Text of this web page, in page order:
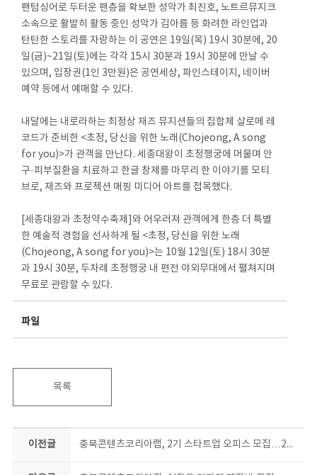
팬텀싱어로 두터운 팬층을 확보한 성악가 최진호, 노트르뮤지크
소속으로 활발히 활동 중인 성악가 김아름 등 화려한 라인업과
탄탄한 스토리를 자랑하는 이 공연은 19일(목) 19시 30분에, 20
일(금)~21일(토)에는 각각 15시 30분과 19시 30분에 만날 수
있으며, 입장권(1인 3만원)은 공연세상, 파인스테이지, 네이버
예약 등에서 예매할 수 있다.
내달에는 내로라하는 최정상 재즈 뮤지션들의 집합체 살로메 레
코드가 준비한 <초정, 당신을 위한 노래(Chojeong, A song
for you)>가 관객을 만난다. 세종대왕이 초정행궁에 머물며 안
구·피부질환을 치료하고 한글 창제를 마무리 한 이야기를 모티
브로, 재즈와 프로젝션 매핑 미디어 아트를 접목했다.
[세종대왕과 초정약수축제]와 어우러져 관객에게 한층 더 특별
한 예술적 경험을 선사하게 될 <초정, 당신을 위한 노래
(Chojeong, A song for you)>는 10월 12일(토) 18시 30분
과 19시 30분, 두차례 초정행궁 내 편전 야외무대에서 펼쳐지며
무료로 관람할 수 있다.
파일
목록
이전글 충북콘텐츠코리아랩, 2기 스타트업 오피스 모집…23일까지